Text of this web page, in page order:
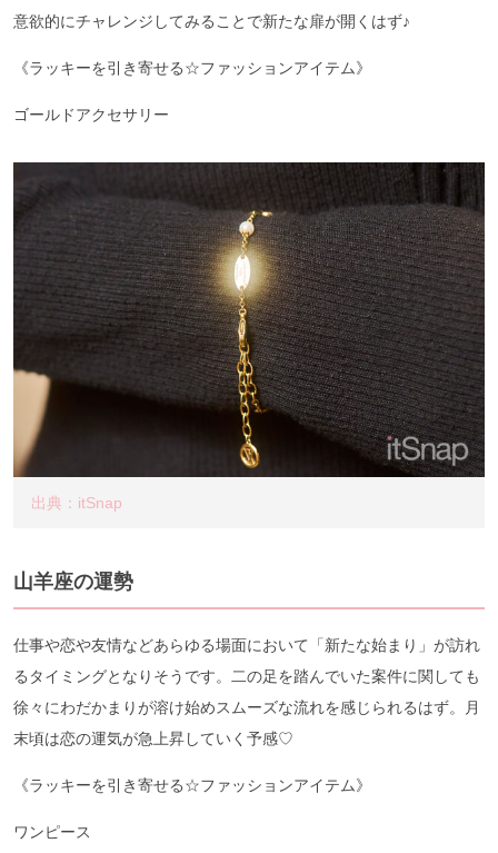
意欲的にチャレンジしてみることで新たな扉が開くはず♪
《ラッキーを引き寄せる☆ファッションアイテム》
ゴールドアクセサリー
出典：itSnap
山羊座の運勢
仕事や恋や友情などあらゆる場面において「新たな始まり」が訪れ
るタイミングとなりそうです。二の足を踏んでいた案件に関しても
徐々にわだかまりが溶け始めスムーズな流れを感じられるはず。月
末頃は恋の運気が急上昇していく予感♡
《ラッキーを引き寄せる☆ファッションアイテム》
ワンピース